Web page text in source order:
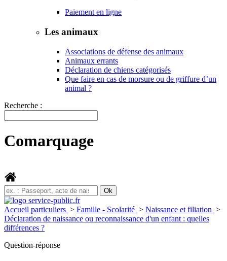
Paiement en ligne
Les animaux
Associations de défense des animaux
Animaux errants
Déclaration de chiens catégorisés
Que faire en cas de morsure ou de griffure d’un
animal ?
Recherche :
Comarquage
Accueil particuliers > Famille - Scolarité > Naissance et filiation >
Déclaration de naissance ou reconnaissance d'un enfant : quelles
différences ?
Question-réponse